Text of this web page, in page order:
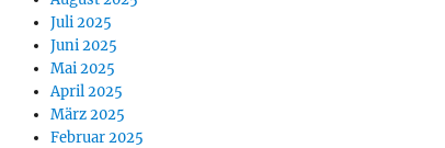
Juli 2025
Juni 2025
Mai 2025
April 2025
März 2025
Februar 2025